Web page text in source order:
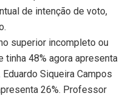
de intenção de voto,
superior incompleto ou
tinha 48% agora apresenta
Siqueira Campos
26%. Professor